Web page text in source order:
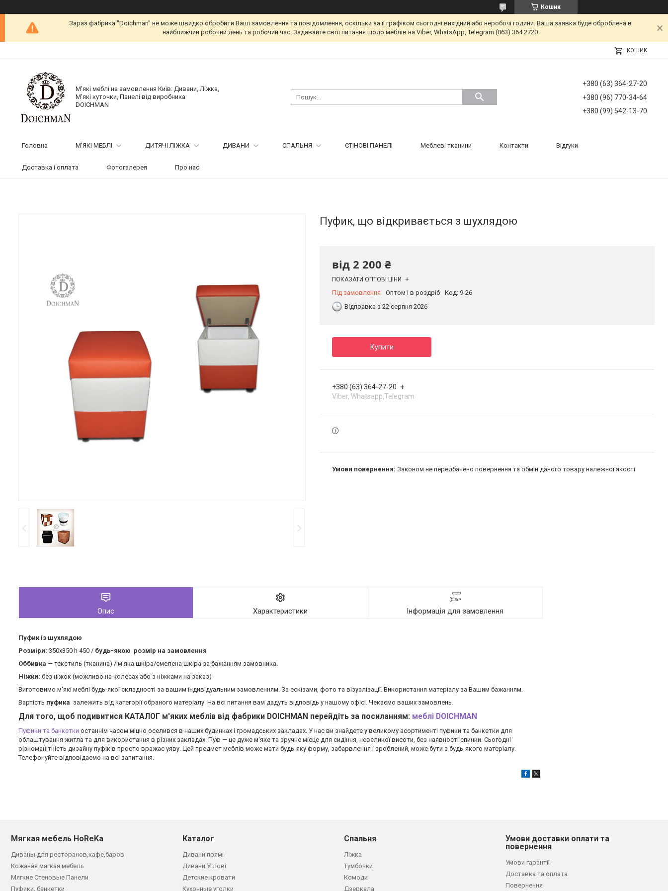
Кошик
Зараз фабрика "Doichman" не може швидко обробити Ваші замовлення та повідомлення, оскільки за її графіком сьогодні вихідний або неробочі години. Ваша заявка буде оброблена в
найближчий робочий день та робочий час. Задавайте свої питання щодо меблів на Viber, WhatsApp, Telegram (063) 364 2720
КОШИК
М'які меблі на замовлення Київ: Дивани, Ліжка,
М'які куточки, Панелі від виробника
DOICHMAN
+380 (63) 364-27-20
+380 (96) 770-34-64
+380 (99) 542-13-70
Головна М'ЯКІ МЕБЛІ ДИТЯЧІ ЛІЖКА ДИВАНИ СПАЛЬНЯ СТІНОВІ ПАНЕЛІ Меблеві тканини Контакти Відгуки
Доставка і оплата Фотогалерея Про нас
Пуфик, що відкривається з шухлядою
від 2 200 ₴
ПОКАЗАТИ ОПТОВІ ЦІНИ
Під замовлення Оптом і в роздріб Код: 9-26
Відправка з 22 серпня 2026
Купити
+380 (63) 364-27-20
Viber, Whatsapp,Telegram
Законом не передбачено повернення та обмін даного товару належної якості
Опис Характеристики Інформація для замовлення
Пуфик із шухлядою
Розміри: 350х350 h 450 / будь-якою розмір на замовлення
Оббивка — текстиль (тканина) / м'яка шкіра/смелена шкіра за бажанням замовника.
Ніжки: без ніжок (можливо на колесах або з ніжками на заказ)
Виготовимо м'які меблі будь-якої складності за вашим індивідуальним замовленням. За ескізами, фото та візуалізації. Використання матеріалу за Вашим бажанням.
Вартість пуфика залежить від категорії обраного матеріалу. На всі питання вам дадуть відповідь у нашому офісі. Чекаємо ваших замовлень.
Для того, щоб подивитися КАТАЛОГ м'яких меблів від фабрики DOICHMAN перейдіть за посиланням: меблі DOICHMAN
Пуфики та банкетки останнім часом міцно оселився в наших будинках і громадських закладах. У нас ви знайдете у великому асортименті пуфики та банкетки для
облаштування житла та для використання в різних закладах. Пуф — це дуже м'яке та зручне місце для сидіння, невеликої висоти, без наявності спинки. Сьогодні
різноманітність дизайну пуфіків просто вражає уяву. Цей предмет меблів може мати будь-яку форму, забарвлення і зроблений, може бути з будь-якого матеріалу.
Телефонуйте відповідаємо на всі запитання.
Мягкая мебель HoReKa
Диваны для ресторанов,кафе,баров
Кожаная мягкая мебель
Мягкие Стеновые Панели
Пуфики, банкетки
Каталог
Дивани прямі
Дивани Углові
Детские кровати
Кухонные уголки
Спальня
Ліжка
Тумбочки
Комоди
Дзеркала
Умови доставки оплати та
повернення
Умови гарантії
Доставка та оплата
Повернення